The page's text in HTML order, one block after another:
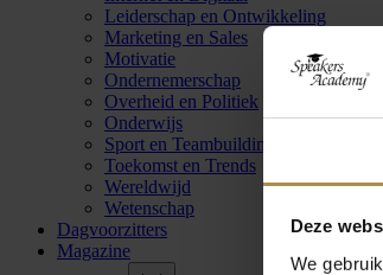
Deze
We
Leiderschap en Ontwikkeling
Marketing en Sales
Motivatie
Ondernemerschap
Overheid en Politiek
Onderwijs
Sport en Teambuilding
Toekomst en Trends
Wereldwijd
Wetenschap
Dagvoorzitters
Magazine